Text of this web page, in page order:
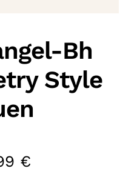
Bh
Style
€